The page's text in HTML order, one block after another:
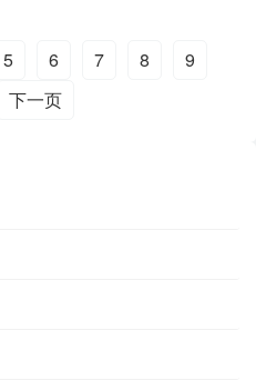
5 6 7 8
9
下一页